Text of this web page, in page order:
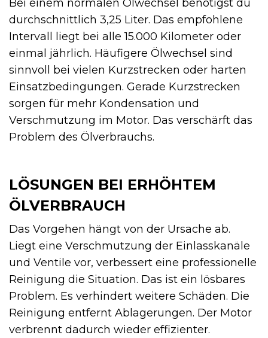
Bei einem normalen Ölwechsel benötigst du
durchschnittlich 3,25 Liter. Das empfohlene
Intervall liegt bei alle 15.000 Kilometer oder
einmal jährlich. Häufigere Ölwechsel sind
sinnvoll bei vielen Kurzstrecken oder harten
Einsatzbedingungen. Gerade Kurzstrecken
sorgen für mehr Kondensation und
Verschmutzung im Motor. Das verschärft das
Problem des Ölverbrauchs.
LÖSUNGEN BEI ERHÖHTEM
ÖLVERBRAUCH
Das Vorgehen hängt von der Ursache ab.
Liegt eine Verschmutzung der Einlasskanäle
und Ventile vor, verbessert eine professionelle
Reinigung die Situation. Das ist ein lösbares
Problem. Es verhindert weitere Schäden. Die
Reinigung entfernt Ablagerungen. Der Motor
verbrennt dadurch wieder effizienter.